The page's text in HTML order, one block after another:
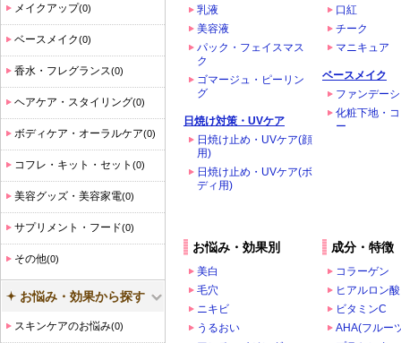
乳液
美容液
パック・フェイスマス
ク
ゴマージュ・ピーリン
グ
日焼け対策・UVケア
日焼け止め・UVケア(顔
用)
日焼け止め・UVケア(ボ
ディ用)
口紅
チーク
マニキュア
ベースメイク
ファンデー
化粧下地・
ー
お悩み・効果別
美白
毛穴
ニキビ
うるおい
成分・特徴
コラーゲン
ヒアルロン酸
ビタミンC
AHA(フルー
メイクアップ(0)
ベースメイク(0)
香水・フレグランス(0)
ヘアケア・スタイリング(0)
ボディケア・オーラルケア(0)
コフレ・キット・セット (0)
美容グッズ・美容家電(0)
サプリメント・フード(0)
その他(0)
お悩み・効果から探す
スキンケアのお悩み(0)